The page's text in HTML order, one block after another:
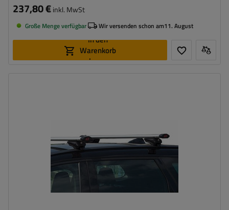
237,80 €inkl. MwSt
Große Menge verfügbar Wir versenden schon am11. August
In den
Warenkorb
legen